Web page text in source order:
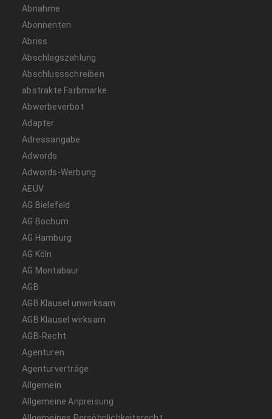
Abnahme
Abonnenten
Abriss
Abschlagszahlung
Abschlussschreiben
abstrakte Farbmarke
Abwerbeverbot
Adapter
Adressangabe
Adwords
Adwords-Werbung
AEUV
AG Bielefeld
AG Bochum
AG Hamburg
AG Köln
AG Montabaur
AGB
AGB Klausel unwirksam
AGB Klausel wirksam
AGB-Recht
Agenturen
Agenturverträge
Allgemein
Allgemeine Anpreisung